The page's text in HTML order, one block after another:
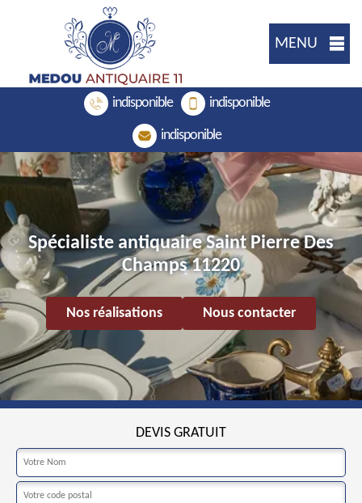
MENU
indisponible indisponible
indisponible
Spécialiste antiquaire Saint Pierre Des
Champs 11220
Nos réalisations Nous contacter
DEVIS GRATUIT